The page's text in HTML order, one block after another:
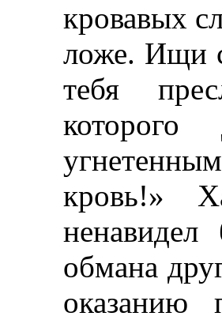
кровавых
ложе. Ищи
тебя
кровь!»
обмана
оказанию